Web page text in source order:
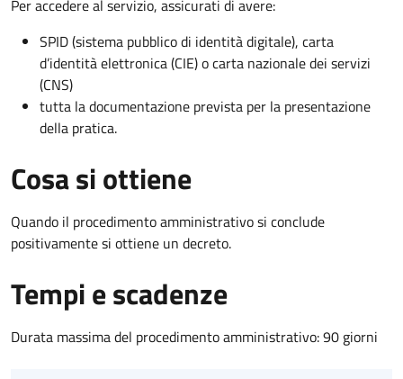
Per accedere al servizio, assicurati di avere:
SPID (sistema pubblico di identità digitale), carta
d’identità elettronica (CIE) o carta nazionale dei servizi
(CNS)
tutta la documentazione prevista per la presentazione
della pratica.
Cosa si ottiene
Quando il procedimento amministrativo si conclude
positivamente si ottiene un decreto.
Tempi e scadenze
Durata massima del procedimento amministrativo: 90 giorni